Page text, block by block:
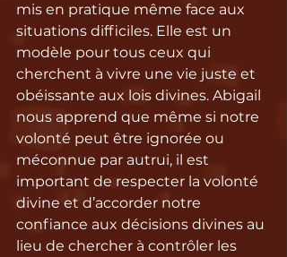
mis en pratique même face aux
situations difficiles. Elle est un
modèle pour tous ceux qui
cherchent à vivre une vie juste et
obéissante aux lois divines. Abigail
nous apprend que même si notre
volonté peut être ignorée ou
méconnue par autrui, il est
important de respecter la volonté
divine et d’accorder notre
confiance aux décisions divines au
lieu de chercher à contrôler les